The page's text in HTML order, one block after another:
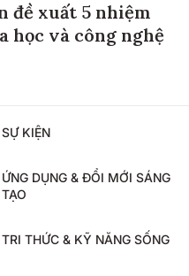
đề xuất 5 nhiệm
học và công nghệ
SỰ KIỆN
ỨNG DỤNG & ĐỔI MỚI SÁNG
TẠO
TRI THỨC & KỸ NĂNG SỐNG